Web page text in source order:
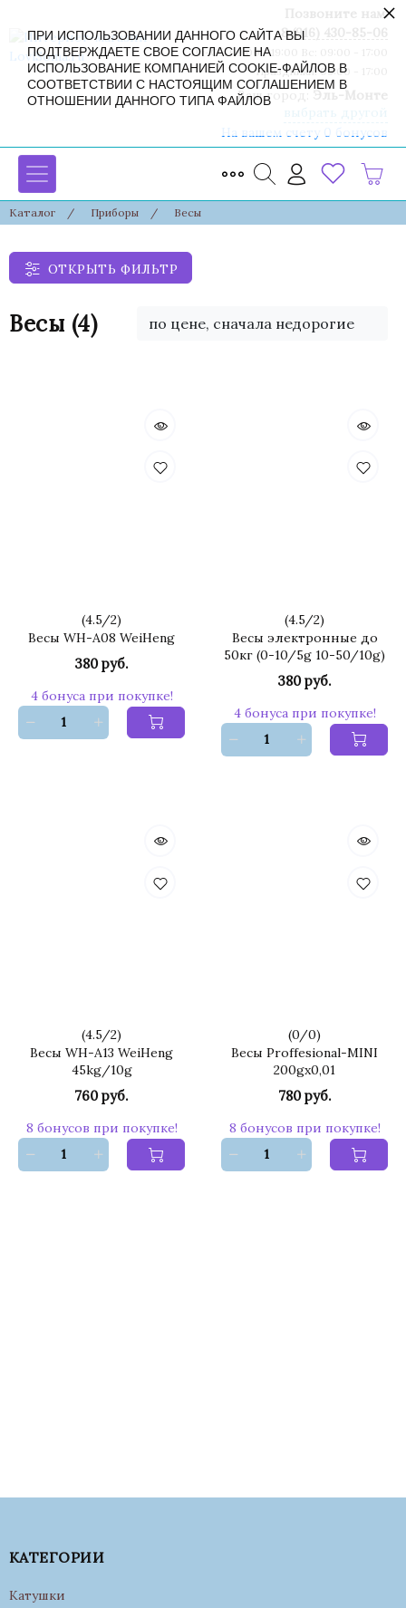
Позвоните нам:
8 (916) 430-85-06
Пн-Сб: 09:00 - 19:00 Вс: 09:00 - 17:00
Праздники: 09:00 - 17:00
Ваш город:
На вашем счету 0 бонусов
Каталог / Приборы / Весы
ОТКРЫТЬ ФИЛЬТР
Весы (4) по цене, сначала недорогие
(4.5/2)
Весы WH-A08 WeiHeng
380 руб.
4 бонуса при покупке!
(4.5/2)
Весы электронные до
50кг (0-10/5g 10-50/10g)
380 руб.
4 бонуса при покупке!
(4.5/2)
Весы WH-A13 WeiHeng
45kg/10g
760 руб.
8 бонусов при покупке!
(0/0)
Весы Proffesional-MINI
200gx0,01
780 руб.
8 бонусов при покупке!
КАТЕГОРИИ
Катушки
ПРИ ИСПОЛЬЗОВАНИИ ДАННОГО САЙТА ВЫ
ПОДТВЕРЖДАЕТЕ СВОЕ СОГЛАСИЕ НА
ИСПОЛЬЗОВАНИЕ КОМПАНИЕЙ COOKIE-ФАЙЛОВ В
СООТВЕТСТВИИ С НАСТОЯЩИМ СОГЛАШЕНИЕМ В
ОТНОШЕНИИ ДАННОГО ТИПА ФАЙЛОВ
×